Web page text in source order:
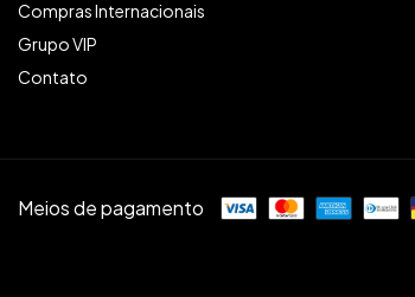
Compras Internacionais
Grupo VIP
Contato
Meios de pagamento